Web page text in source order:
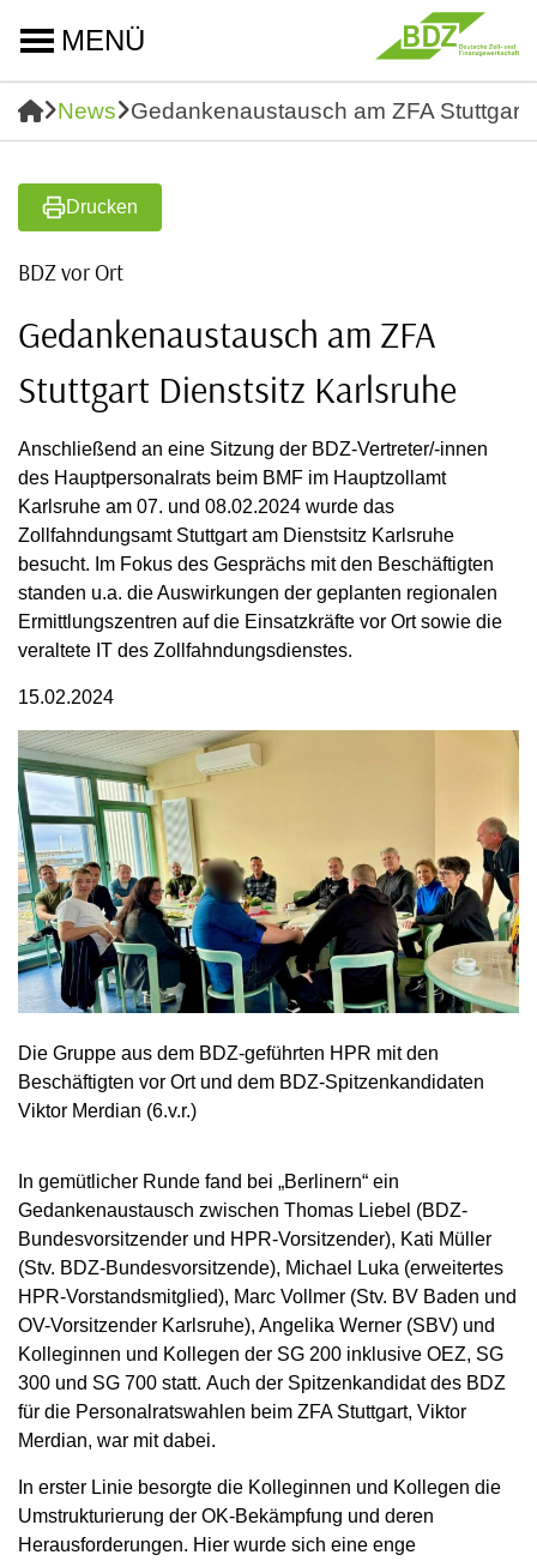
MENÜ
News Gedankenaustausch am ZFA Stuttgart
Drucken
BDZ vor Ort
Gedankenaustausch am ZFA
Stuttgart Dienstsitz Karlsruhe
Anschließend an eine Sitzung der BDZ-Vertreter/-innen
des Hauptpersonalrats beim BMF im Hauptzollamt
Karlsruhe am 07. und 08.02.2024 wurde das
Zollfahndungsamt Stuttgart am Dienstsitz Karlsruhe
besucht. Im Fokus des Gesprächs mit den Beschäftigten
standen u.a. die Auswirkungen der geplanten regionalen
Ermittlungszentren auf die Einsatzkräfte vor Ort sowie die
veraltete IT des Zollfahndungsdienstes.
15.02.2024
Die Gruppe aus dem BDZ-geführten HPR mit den
Beschäftigten vor Ort und dem BDZ-Spitzenkandidaten
Viktor Merdian (6.v.r.)
In gemütlicher Runde fand bei „Berlinern“ ein
Gedankenaustausch zwischen Thomas Liebel (BDZ-
Bundesvorsitzender und HPR-Vorsitzender), Kati Müller
(Stv. BDZ-Bundesvorsitzende), Michael Luka (erweitertes
HPR-Vorstandsmitglied), Marc Vollmer (Stv. BV Baden und
OV-Vorsitzender Karlsruhe), Angelika Werner (SBV) und
Kolleginnen und Kollegen der SG 200 inklusive OEZ, SG
300 und SG 700 statt. Auch der Spitzenkandidat des BDZ
für die Personalratswahlen beim ZFA Stuttgart, Viktor
Merdian, war mit dabei.
In erster Linie besorgte die Kolleginnen und Kollegen die
Umstrukturierung der OK-Bekämpfung und deren
Herausforderungen. Hier wurde sich eine enge